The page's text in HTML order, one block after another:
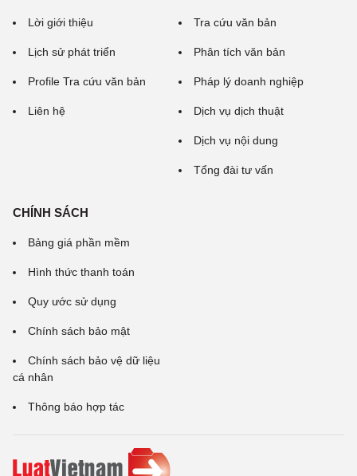
Lời giới thiệu
Lịch sử phát triển
Profile Tra cứu văn bản
Liên hệ
Tra cứu văn bản
Phân tích văn bản
Pháp lý doanh nghiệp
Dịch vụ dịch thuật
Dịch vụ nội dung
Tổng đài tư vấn
CHÍNH SÁCH
Bảng giá phần mềm
Hình thức thanh toán
Quy ước sử dụng
Chính sách bảo mật
Chính sách bảo vệ dữ liệu
cá nhân
Thông báo hợp tác